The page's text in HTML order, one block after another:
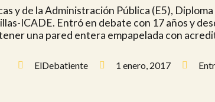
y de la Administración Pública (E5),
ICADE. Entró en debate con 17 años y
una pared entera empapelada con
ElDebatiente 1 enero, 2017